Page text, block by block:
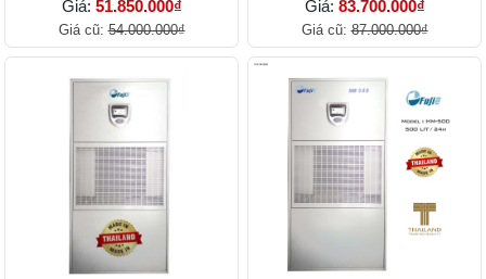
Giá: 51.850.000₫
Giá cũ:54.000.000₫
Giá: 83.700.000₫
Giá cũ:87.000.000₫